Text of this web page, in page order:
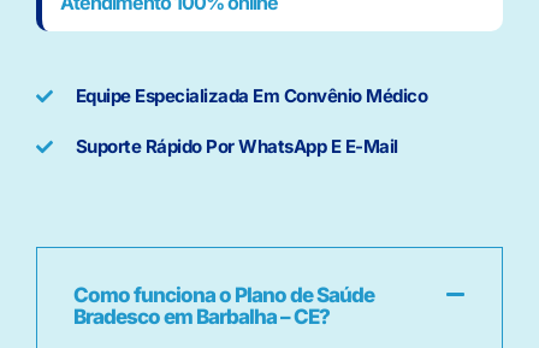
Equipe Especializada Em Convênio Médico
Suporte Rápido Por WhatsApp E E-Mail
Como funciona o Plano de Saúde
Bradesco em Barbalha – CE?